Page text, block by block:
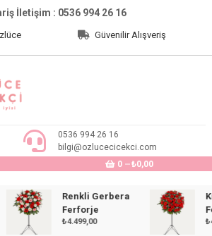
İletişim : 0536 994 26 16
Güvenilir Alışveriş
0536 994 26 16
bilgi@ozlucecicekci.com
0
₺0,00
Renkli Gerbera
Ferforje
4.499,00